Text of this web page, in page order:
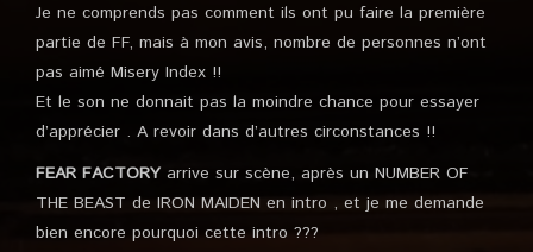
Je ne comprends pas comment ils ont pu faire la première
partie de FF, mais à mon avis, nombre de personnes n’ont
pas aimé Misery Index !!
Et le son ne donnait pas la moindre chance pour essayer
d’apprécier . A revoir dans d’autres circonstances !!
FEAR FACTORY arrive sur scène, après un NUMBER OF
THE BEAST de IRON MAIDEN en intro , et je me demande
bien encore pourquoi cette intro ???